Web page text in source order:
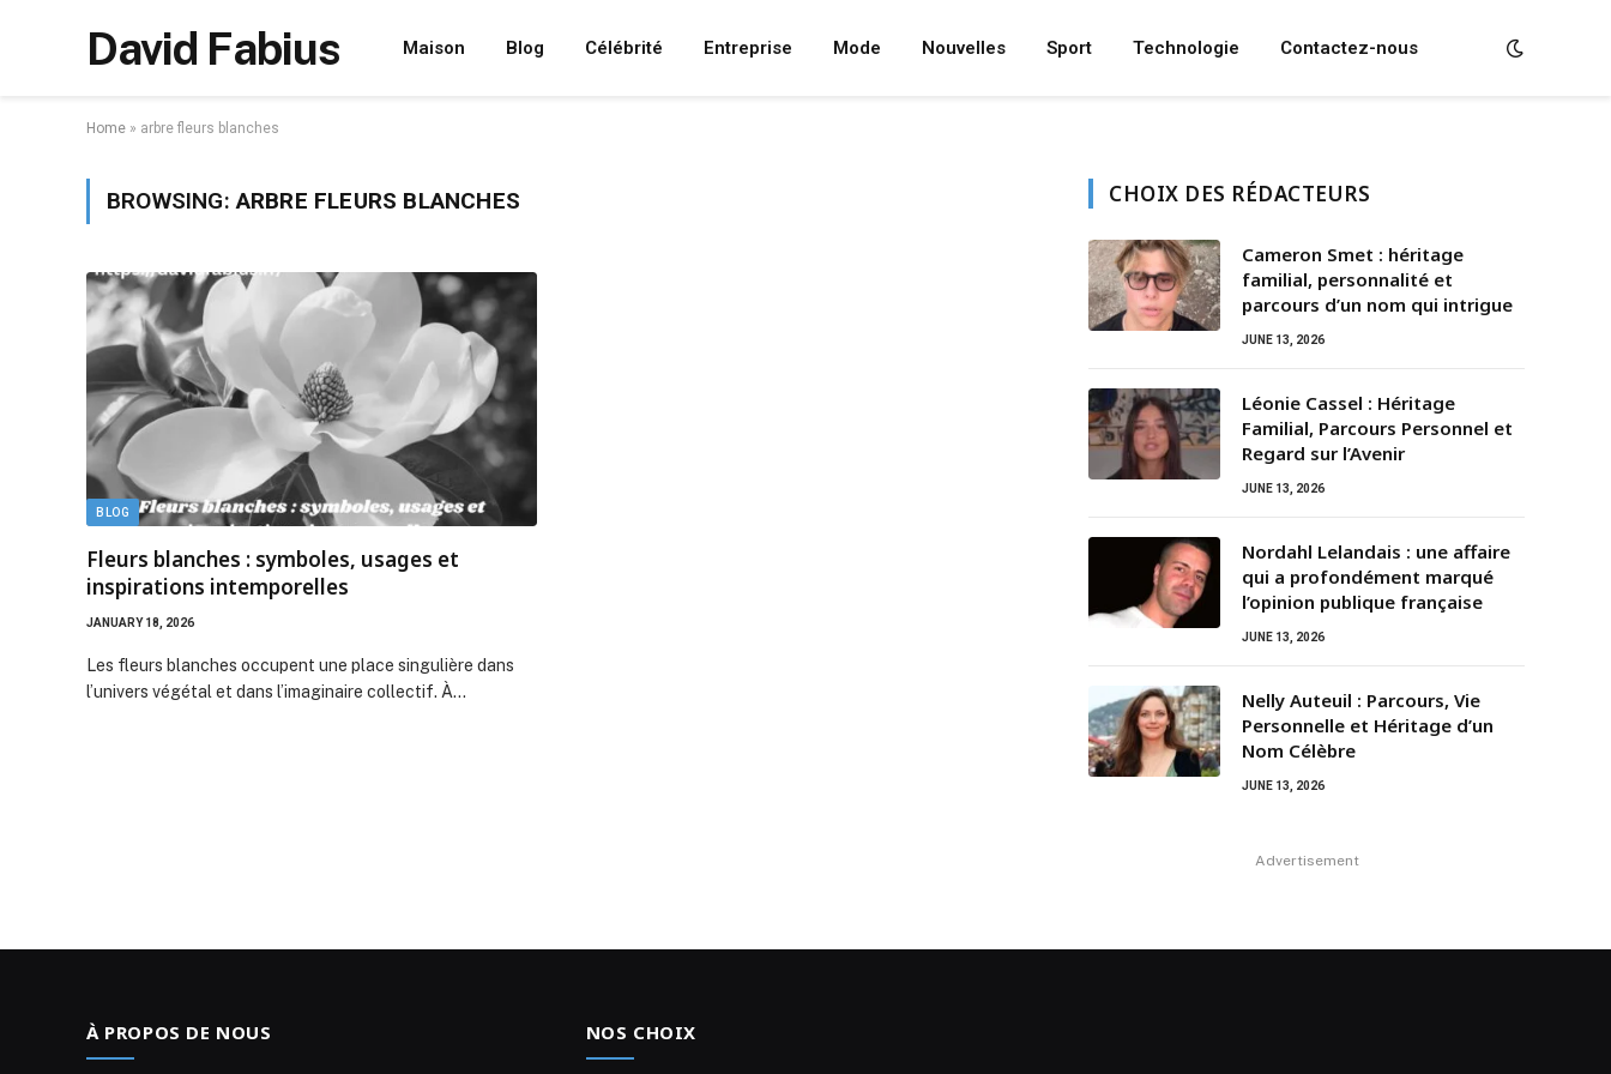
David Fabius Maison Blog Célébrité Entreprise Mode Nouvelles Sport Technologie Contactez-nous
Home » arbre fleurs blanches
BROWSING:ARBRE FLEURS BLANCHES
BLOG
Fleurs blanches : symboles, usages et
inspirations intemporelles
JANUARY 18, 2026
Les fleurs blanches occupent une place singulière dans
l’univers végétal et dans l’imaginaire collectif. À…
CHOIX DES RÉDACTEURS
Cameron Smet : héritage
familial, personnalité et
parcours d’un nom qui intrigue
JUNE 13, 2026
Léonie Cassel : Héritage
Familial, Parcours Personnel et
Regard sur l’Avenir
JUNE 13, 2026
Nordahl Lelandais : une affaire
qui a profondément marqué
l’opinion publique française
JUNE 13, 2026
Nelly Auteuil : Parcours, Vie
Personnelle et Héritage d’un
Nom Célèbre
JUNE 13, 2026
Advertisement
À PROPOS DE NOUS NOS CHOIX